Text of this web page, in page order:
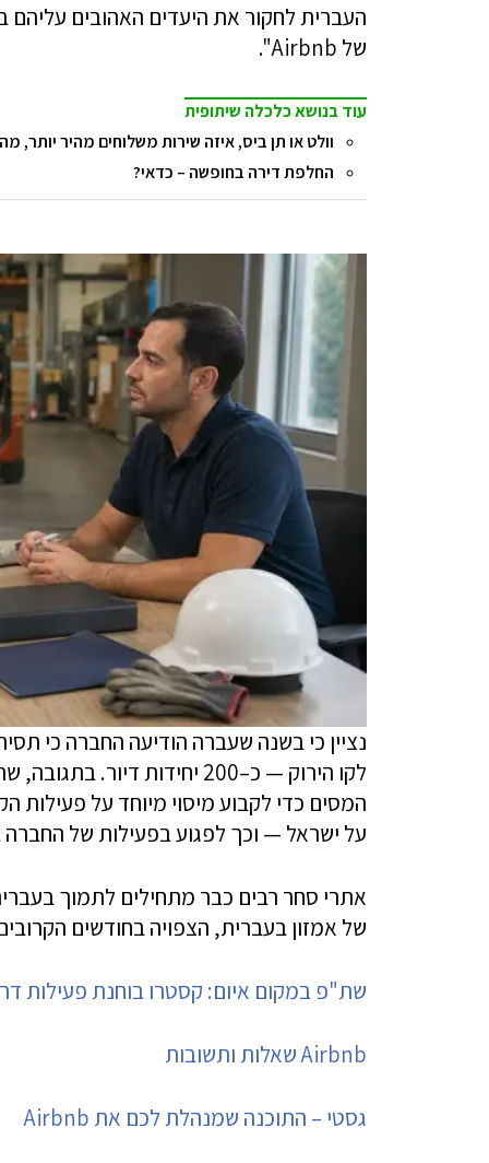
העברית לחקור את היעדים האהובים
של Airbnb".
עוד בנושא כלכלה שיתופית
וולט או תן ביס, איזה שירות משלוחים מהיר יותר, מה
החלפת דירה בחופשה – כדאי?
נציין כי בשנה שעברה הודיעה החברה כי
לקו הירוק — כ–200 יחידות
על ישראל — וכך לפגוע בפעילות של
אתרי סחר רבים כבר מתחילים לתמוך
של אמזון בעברית, הצפויה בחודשים
שת"פ במקום איום: קסטרו בוחנת פעילות
Airbnb שאלות ותשובות
גסטי – התוכנה שמנהלת לכם את Airbnb